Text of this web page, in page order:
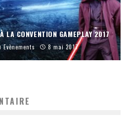
LA CONVENTION GAMEPLAY 2017
Evènements 8 mai 2017